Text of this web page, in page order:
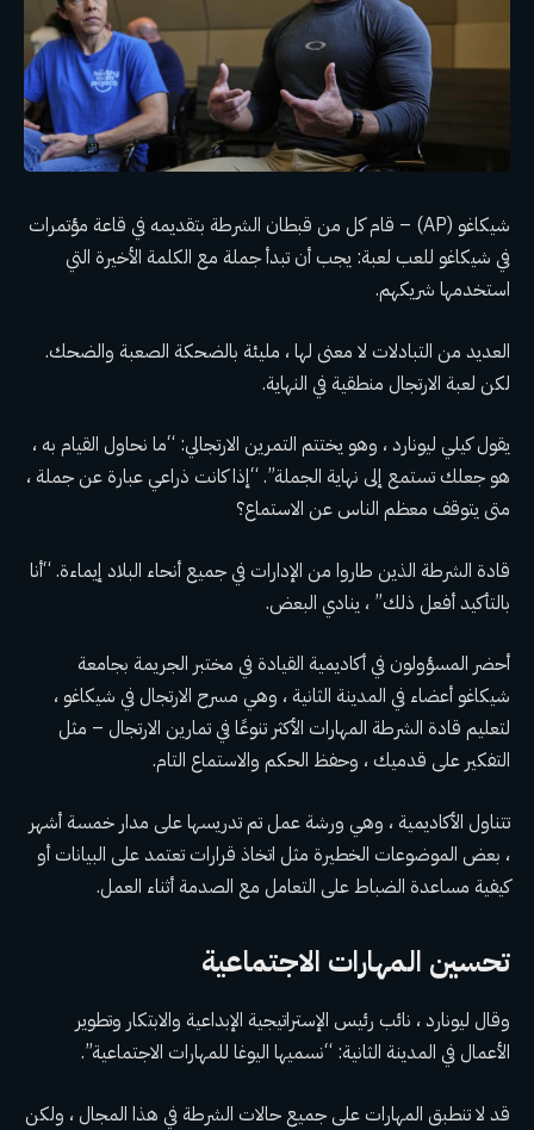
شيكاغو (AP) – قام كل من قبطان الشرطة بتقديمه في قاعة مؤتمرات
في شيكاغو للعب لعبة: يجب أن تبدأ جملة مع الكلمة الأخيرة التي
استخدمها شريكهم.
العديد من التبادلات لا معنى لها ، مليئة بالضحكة الصعبة والضحك.
لكن لعبة الارتجال منطقية في النهاية.
يقول كيلي ليونارد ، وهو يختتم التمرين الارتجالي: “ما نحاول القيام به ،
هو جعلك تستمع إلى نهاية الجملة”. “إذا كانت ذراعي عبارة عن جملة ،
متى يتوقف معظم الناس عن الاستماع؟
قادة الشرطة الذين طاروا من الإدارات في جميع أنحاء البلاد إيماءة. “أنا
بالتأكيد أفعل ذلك” ، ينادي البعض.
أحضر المسؤولون في أكاديمية القيادة في مختبر الجريمة بجامعة
شيكاغو أعضاء في المدينة الثانية ، وهي مسرح الارتجال في شيكاغو ،
لتعليم قادة الشرطة المهارات الأكثر تنوعًا في تمارين الارتجال – مثل
التفكير على قدميك ، وحفظ الحكم والاستماع التام.
تتناول الأكاديمية ، وهي ورشة عمل تم تدريسها على مدار خمسة أشهر
، بعض الموضوعات الخطيرة مثل اتخاذ قرارات تعتمد على البيانات أو
كيفية مساعدة الضباط على التعامل مع الصدمة أثناء العمل.
تحسين المهارات الاجتماعية
وقال ليونارد ، نائب رئيس الإستراتيجية الإبداعية والابتكار وتطوير
الأعمال في المدينة الثانية: “نسميها اليوغا للمهارات الاجتماعية”.
قد لا تنطبق المهارات على جميع حالات الشرطة في هذا المجال ، ولكن